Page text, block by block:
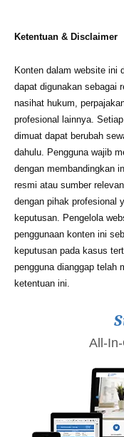
Ketentuan & Disclaimer
Konten dalam website ini
dapat digunakan sebagai
nasihat hukum,
profesional lainnya.
dimuat dapat berubah
dahulu. Pengguna wajib
dengan membandingkan
resmi atau sumber
dengan pihak profesional
keputusan. Pengelola
penggunaan konten ini
keputusan pada kasus
pengguna dianggap telah
ketentuan ini.
All-